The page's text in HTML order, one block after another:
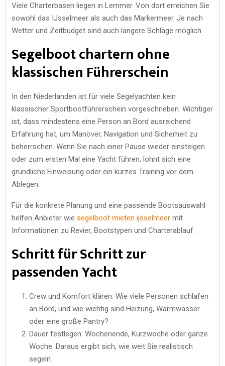
Viele Charterbasen liegen in Lemmer. Von dort erreichen Sie
sowohl das IJsselmeer als auch das Markermeer. Je nach
Wetter und Zeitbudget sind auch längere Schläge möglich.
Segelboot chartern ohne
klassischen Führerschein
In den Niederlanden ist für viele Segelyachten kein
klassischer Sportbootführerschein vorgeschrieben. Wichtiger
ist, dass mindestens eine Person an Bord ausreichend
Erfahrung hat, um Manöver, Navigation und Sicherheit zu
beherrschen. Wenn Sie nach einer Pause wieder einsteigen
oder zum ersten Mal eine Yacht führen, lohnt sich eine
gründliche Einweisung oder ein kurzes Training vor dem
Ablegen.
Für die konkrete Planung und eine passende Bootsauswahl
helfen Anbieter wie segelboot mieten ijsselmeer mit
Informationen zu Revier, Bootstypen und Charterablauf.
Schritt für Schritt zur
passenden Yacht
Crew und Komfort klären: Wie viele Personen schlafen
an Bord, und wie wichtig sind Heizung, Warmwasser
oder eine große Pantry?
Dauer festlegen: Wochenende, Kurzwoche oder ganze
Woche. Daraus ergibt sich, wie weit Sie realistisch
segeln.